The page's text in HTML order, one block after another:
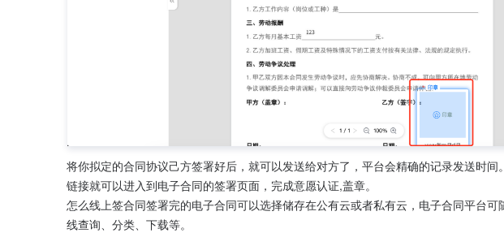
将你拟定的合同协议己方签署好后，就可以发送给对方了，平台会精确的记录发送时
链接就可以进入到电子合同的签署页面，完成意愿认证,盖章。
怎么线上签合同签署完的电子合同可以选择储存在公有云或者私有云，电子合同平台
线查询、分类、下载等。